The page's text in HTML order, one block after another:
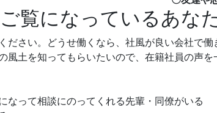
覧になっているあな
ださい。どうせ働くなら、社風が良い会社で働
風土を知ってもらいたいので、在籍社員の声を
なって相談にのってくれる先輩・同僚がいる